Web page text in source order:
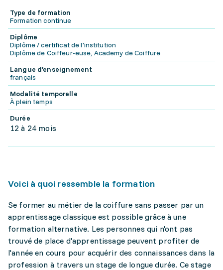
Type de formation
Formation continue
Diplôme
Diplôme / certificat de l'institution
Diplôme de Coiffeur-euse, Academy de Coiffure
Langue d'enseignement
français
Modalité temporelle
À plein temps
Durée
12 à 24 mois
Voici à quoi ressemble la formation
Se former au métier de la coiffure sans passer par un
apprentissage classique est possible grâce à une
formation alternative. Les personnes qui n'ont pas
trouvé de place d'apprentissage peuvent profiter de
l'année en cours pour acquérir des connaissances dans la
profession à travers un stage de longue durée. Ce stage